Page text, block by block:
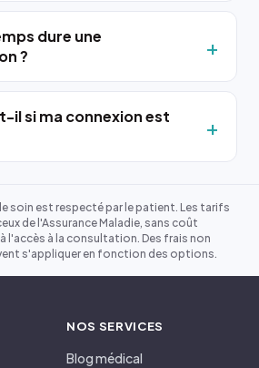
dure une
?
il si ma connexion est
soin est respecté par le patient. Les tarifs
de l'Assurance Maladie, sans coût
l'accès à la consultation. Des frais non
s'appliquer en fonction des options.
NOS SERVICES
Blog médical